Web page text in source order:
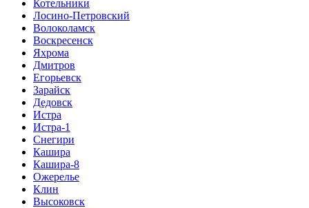
Котельники
Лосино-Петровский
Волоколамск
Воскресенск
Яхрома
Дмитров
Егорьевск
Зарайск
Дедовск
Истра
Истра-1
Снегири
Кашира
Кашира-8
Ожерелье
Клин
Высоковск